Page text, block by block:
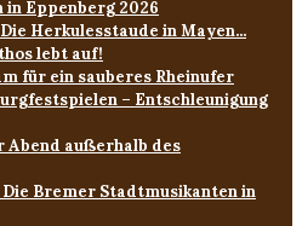
Eppenberg 2026
Herkulesstaude in Mayen...
lebt auf!
für ein sauberes Rheinufer
– Entschleunigung
Abend außerhalb des
Bremer Stadtmusikanten in